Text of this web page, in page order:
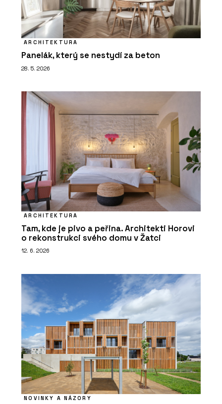
ARCHITEKTURA
Panelák, který se nestydí za beton
28. 5. 2026
ARCHITEKTURA
Tam, kde je pivo a peřina. Architekti Horovi
o rekonstrukci svého domu v Žatci
12. 6. 2026
NOVINKY A NÁZORY